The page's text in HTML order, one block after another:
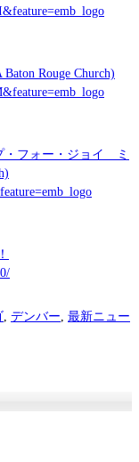
Rouge Church)
・フォー・ジョイ ミ
デンバー 最新ニュー